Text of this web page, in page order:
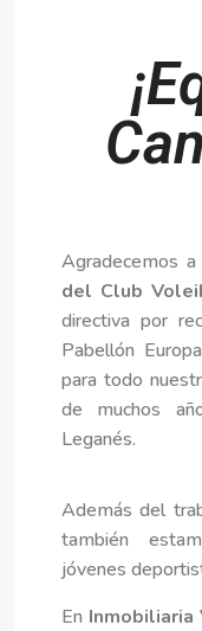
Agradecemos a
del Club
directiva por
Pabellón Europa
para todo
de muchos
Leganés.
Además del
también
jóvenes
En Inmobiliaria